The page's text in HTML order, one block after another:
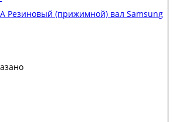
Резиновый (прижимной) вал Samsung